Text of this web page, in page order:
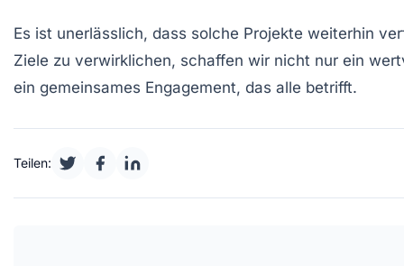
Es ist unerlässlich, dass solche Projekte weiterhin
Ziele zu verwirklichen, schaffen wir nicht nur ein
ein gemeinsames Engagement, das alle betrifft.
Teilen: